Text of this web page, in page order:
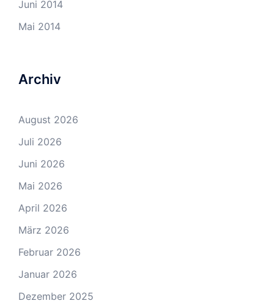
Juni 2014
Mai 2014
Archiv
August 2026
Juli 2026
Juni 2026
Mai 2026
April 2026
März 2026
Februar 2026
Januar 2026
Dezember 2025